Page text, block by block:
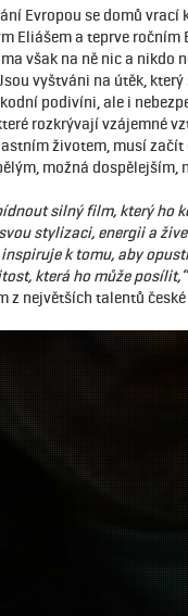
Evropou se domů vrací
Eliášem a teprve
však na ně nic a nikdo
vyštváni na útěk,
podivíni, ale i
rozkrývají vzájemné
životem, musí
možná dospělejším,
silný film, který ho
stylizaci, energii a
k tomu, aby
která ho může posílit,“
z největších talentů